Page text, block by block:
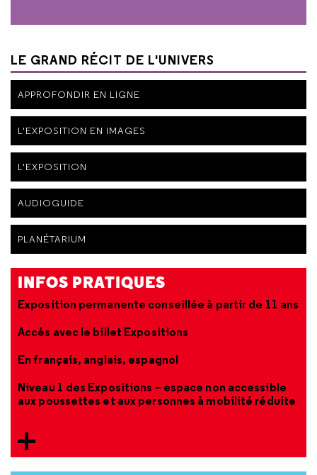
LE GRAND RÉCIT DE L'UNIVERS
APPROFONDIR EN LIGNE
L'EXPOSITION EN IMAGES
L'EXPOSITION
AUDIOGUIDE
PLANÉTARIUM
INFOS PRATIQUES
Exposition permanente conseillée à partir de 11 ans
Accès avec le billet Expositions
En français, anglais, espagnol
Niveau 1 des Expositions – espace non accessible
aux poussettes et aux personnes à mobilité réduite